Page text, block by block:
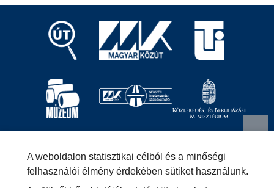
1024 Budapest, Fényes
Elek utca 7-13.
+36 (1) 819-9000 info@kozut.hu
A weboldalon statisztikai célból és a minőségi
felhasználói élmény érdekében sütiket használunk.